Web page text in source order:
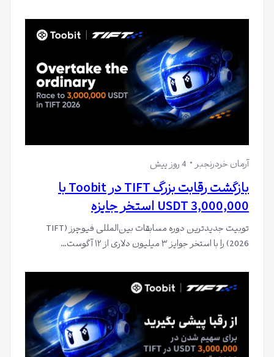
آرمان خردرنجبر 4 روز پیش
بازگشت رقابت بزرگ TIFT در Toobit با
3,000,000 USDT استخر جایزه
توبیت جدیدترین دوره مسابقات بین‌المللی فیوچرز (TIFT
2026) را با استخر جوایز ۳ میلیون دلاری از ۱۲ آگوست…